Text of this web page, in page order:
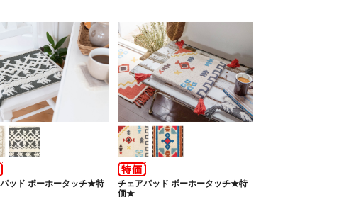
ッド ボーホータッチ★特
チェアパッド ボーホータッチ★特
価★